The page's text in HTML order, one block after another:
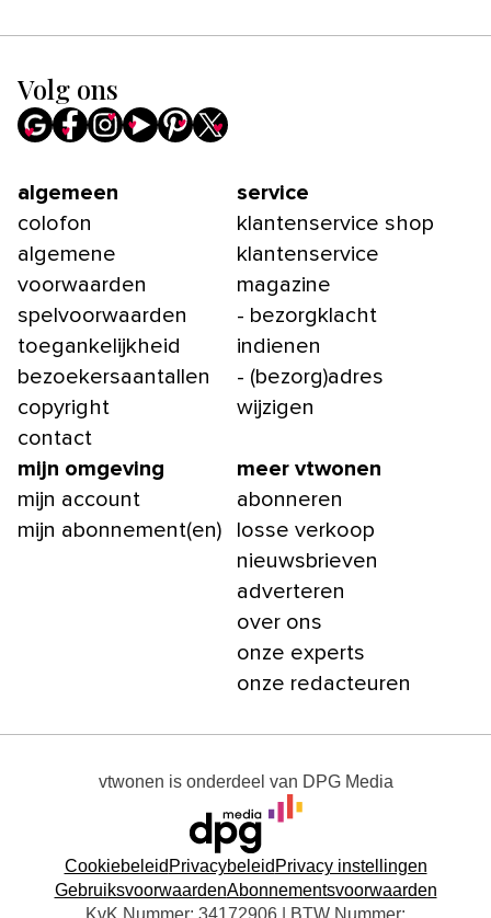
Volg ons
algemeen
colofon
algemene
voorwaarden
spelvoorwaarden
toegankelijkheid
bezoekersaantallen
copyright
contact
service
klantenservice shop
klantenservice
magazine
- bezorgklacht
indienen
- (bezorg)adres
wijzigen
mijn omgeving
mijn account
mijn abonnement(en)
meer vtwonen
abonneren
losse verkoop
nieuwsbrieven
adverteren
over ons
onze experts
onze redacteuren
vtwonen is onderdeel van DPG Media
Cookiebeleid Privacybeleid Privacy instellingen
GebruiksvoorwaardenAbonnementsvoorwaarden
KvK Nummer: 34172906 | BTW Nummer: